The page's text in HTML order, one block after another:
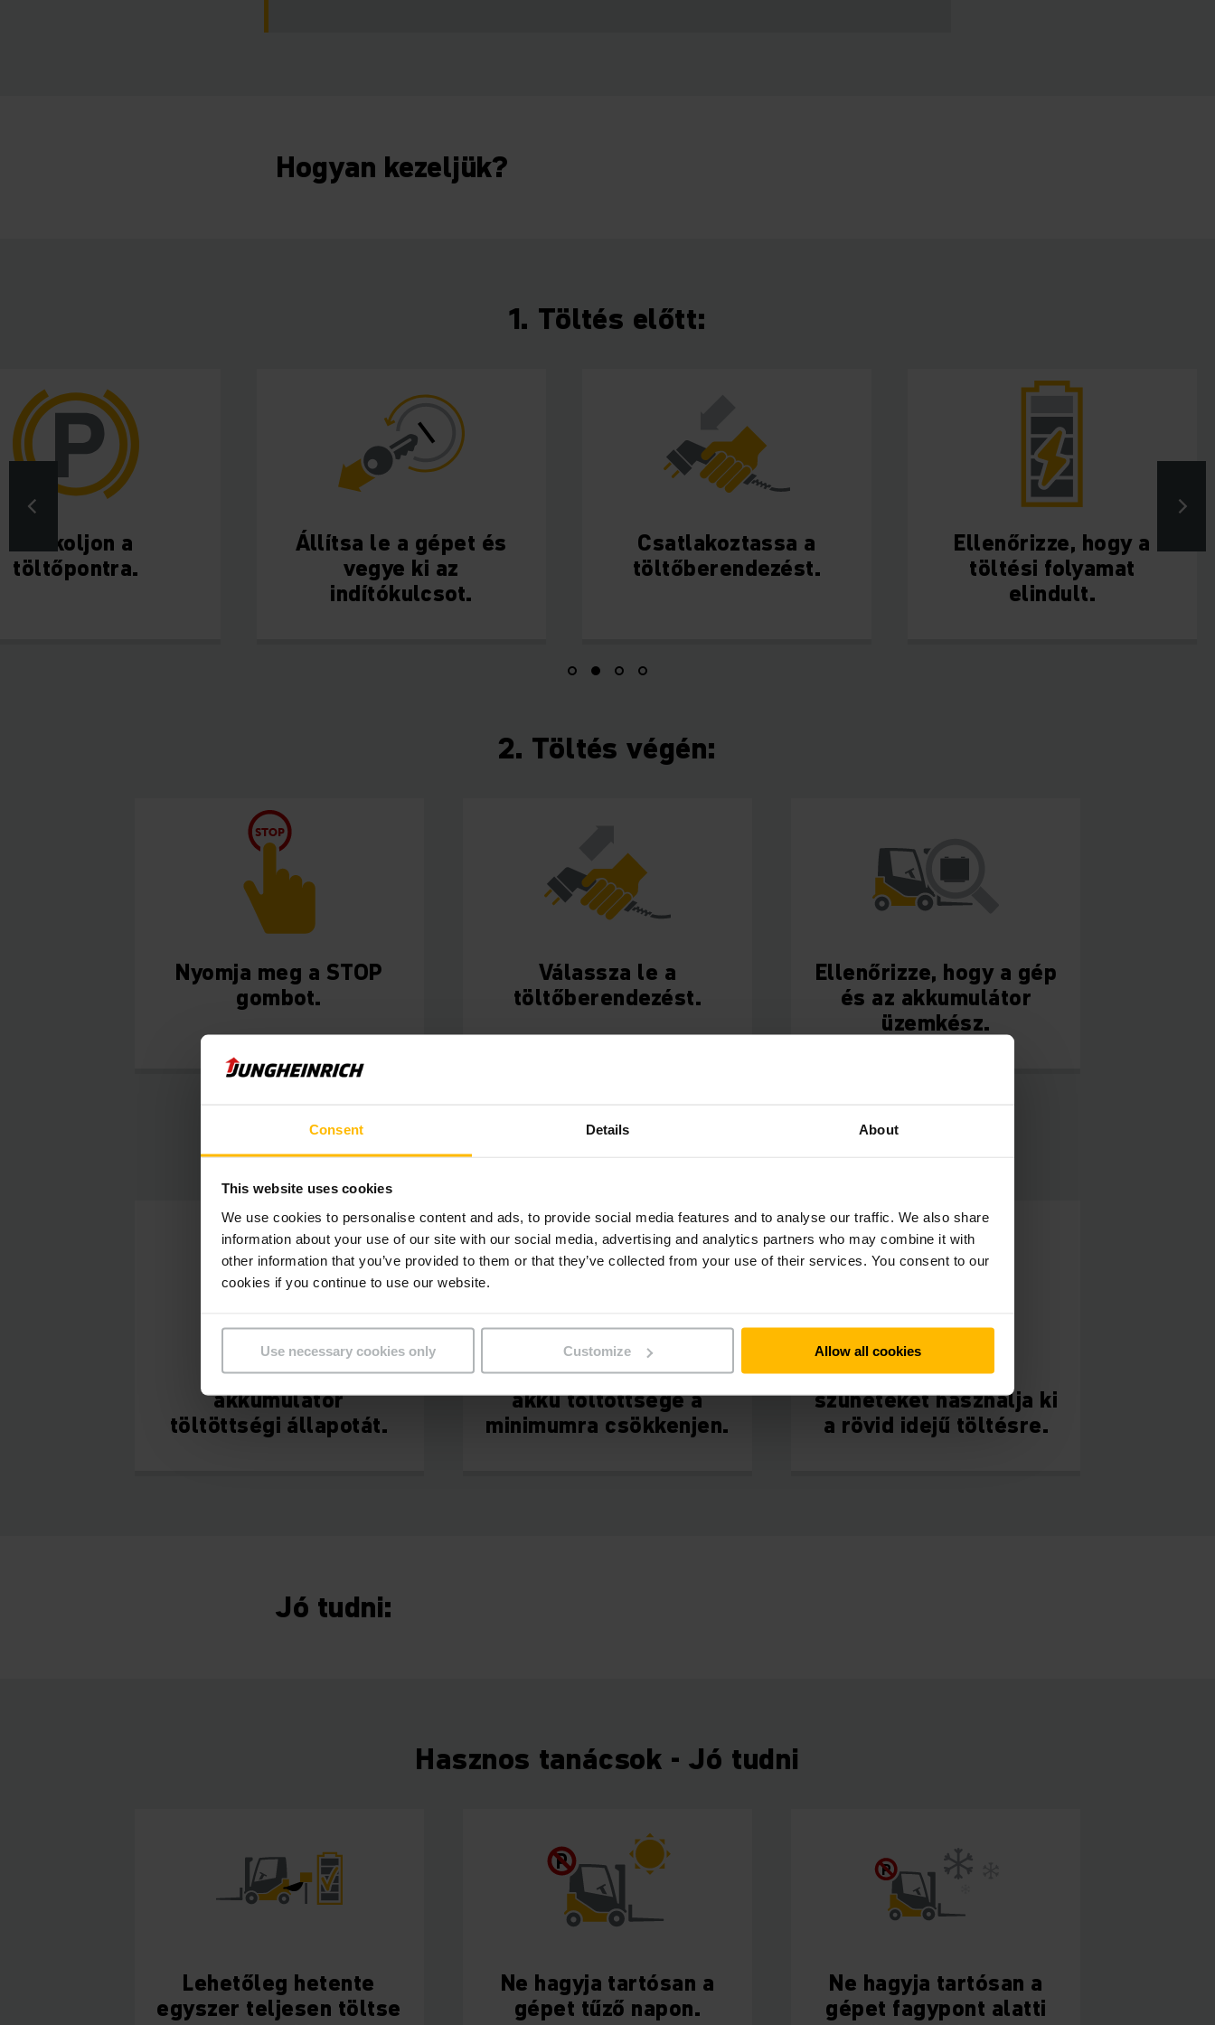
Consent Details About
This website uses cookies
We use cookies to personalise content and ads, to provide social media features and to analyse our traffic. We also share
information about your use of our site with our social media, advertising and analytics partners who may combine it with
other information that you’ve provided to them or that they’ve collected from your use of their services. You consent to our
cookies if you continue to use our website.
Use necessary cookies only Customize Allow all cookies
Hogyan kezeljük?
1. Töltés előtt:
Parkoljon a
töltőpontra.
Állítsa le a gépet és
vegye ki az
indítókulcsot.
Csatlakoztassa a
töltőberendezést.
Ellenőrizze, hogy a
töltési folyamat
elindult.
2. Töltés végén:
Nyomja meg a STOP
gombot.
Válassza le a
töltőberendezést.
Ellenőrizze, hogy a gép
és az akkumulátor
üzemkész.
Figyelje az
akkumulátor
töltöttségi állapotát.
Ne hagyja, hogy az
akku töltöttsége a
minimumra csökkenjen.
Az üzemközi
szüneteket használja ki
a rövid idejű töltésre.
Jó tudni:
Hasznos tanácsok - Jó tudni
Lehetőleg hetente
egyszer teljesen töltse
P
Ne hagyja tartósan a
gépet tűző napon.
P
Ne hagyja tartósan a
gépet fagypont alatti